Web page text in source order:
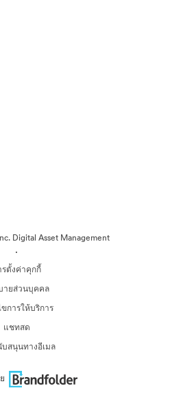
Digital Asset Management
·
รตั้งค่าคุกกี้
ายส่วนบุคคล
ขการให้บริการ
แชทสด
บสนุนทางอีเมล